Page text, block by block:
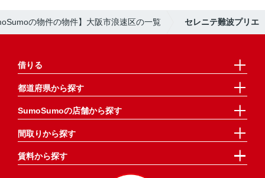
の物件の物件】大阪市浪速区の一覧 セレニテ難波プリエ
借りる
都道府県から探す
SumoSumoの店舗から探す
間取りから探す
賃料から探す